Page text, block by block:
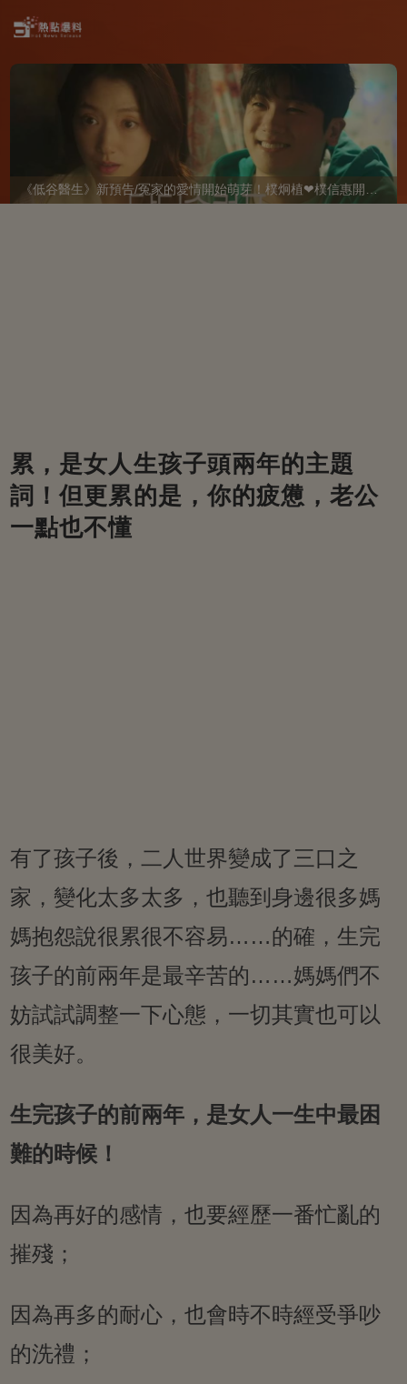
《低谷醫生》新預告/冤家的愛情開始萌芽！樸炯植❤樸信惠開啓「同居生活」互相共鳴、安慰~
累，是女人生孩子頭兩年的主題
詞！但更累的是，你的疲憊，老公
一點也不懂
有了孩子後，二人世界變成了三口之
家，變化太多太多，也聽到身邊很多媽
媽抱怨說很累很不容易……的確，生完
孩子的前兩年是最辛苦的……媽媽們不
妨試試調整一下心態，一切其實也可以
很美好。
生完孩子的前兩年，是女人一生中最困
難的時候！
因為再好的感情，也要經歷一番忙亂的
摧殘；
因為再多的耐心，也會時不時經受爭吵
的洗禮；